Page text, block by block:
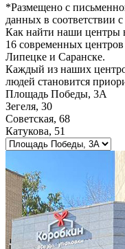
*Размещено с
данных в соответствии
Как найти наши центры
16 современных
Липецке и Саранске.
Каждый из наших
людей становится
Площадь Победы, 3А
Зегеля, 30
Советская, 68
Катукова, 51